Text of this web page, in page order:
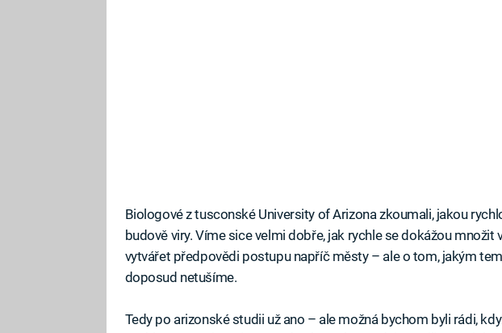
Biologové z tusconské University of Arizona zkoumali, jakou
budově viry. Víme sice velmi dobře, jak rychle se dokážou množit
vytvářet předpovědi postupu napříč městy – ale o tom, jakým
doposud netušíme.
Tedy po arizonské studii už ano – ale možná bychom byli rádi,